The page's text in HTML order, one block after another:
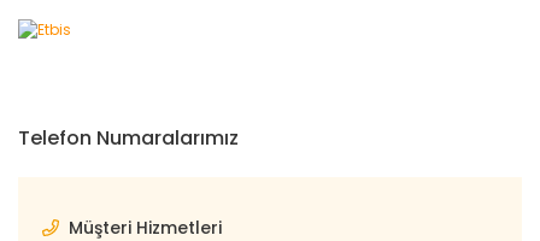
Telefon Numaralarımız
Müşteri Hizmetleri